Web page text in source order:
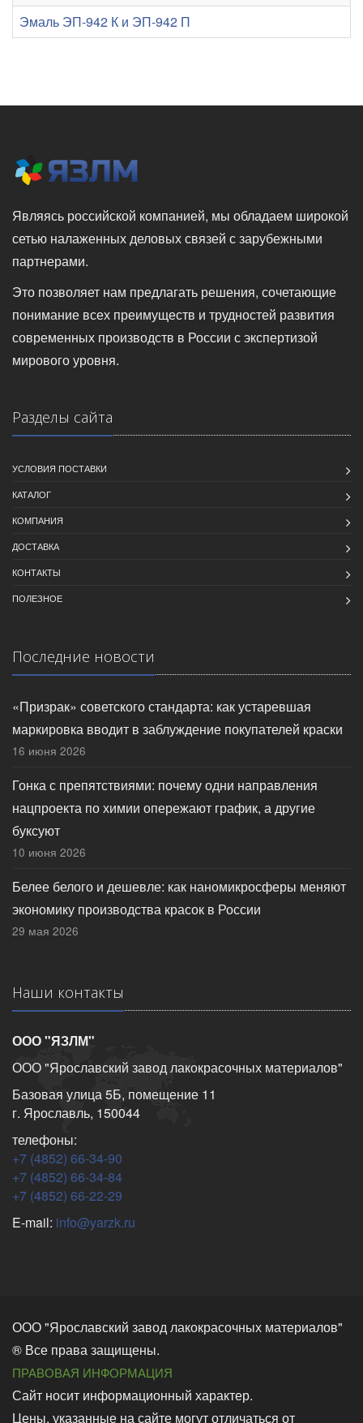
Эмаль ЭП-942 К и ЭП-942 П
Являясь российской компанией, мы обладаем широкой
сетью налаженных деловых связей с зарубежными
партнерами.
Это позволяет нам предлагать решения, сочетающие
понимание всех преимуществ и трудностей развития
современных производств в России с экспертизой
мирового уровня.
Разделы сайта
УСЛОВИЯ ПОСТАВКИ
КАТАЛОГ
КОМПАНИЯ
ДОСТАВКА
КОНТАКТЫ
ПОЛЕЗНОЕ
Последние новости
«Призрак» советского стандарта: как устаревшая
маркировка вводит в заблуждение покупателей краски
16 июня 2026
Гонка с препятствиями: почему одни направления
нацпроекта по химии опережают график, а другие
буксуют
10 июня 2026
Белее белого и дешевле: как наномикросферы меняют
экономику производства красок в России
29 мая 2026
Наши контакты
ООО "ЯЗЛМ"
ООО "Ярославский завод лакокрасочных материалов"
Базовая улица 5Б, помещение 11
г. Ярославль, 150044
телефоны:
+7 (4852) 66-34-90
+7 (4852) 66-34-84
+7 (4852) 66-22-29
E-mail: info@yarzk.ru
ООО "Ярославский завод лакокрасочных материалов"
® Все права защищены.
ПРАВОВАЯ ИНФОРМАЦИЯ
Сайт носит информационный характер.
Цены, указанные на сайте могут отличаться от